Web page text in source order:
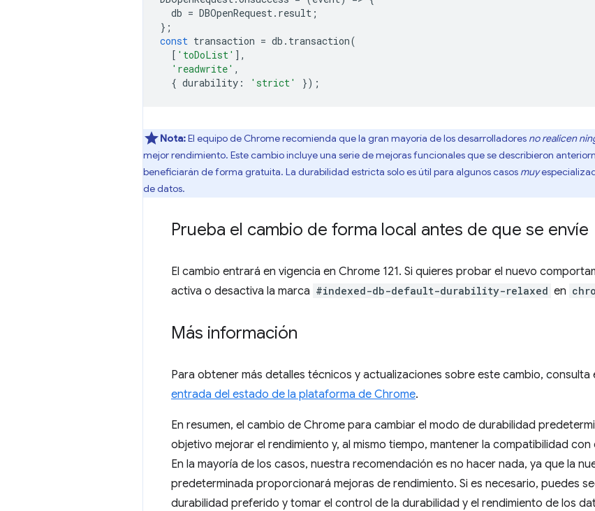
db = DBOpenRequest. result ;
};
const transaction = db . transaction(
[ 'toDoList' ],
'readwrite' ,
{ durability : 'strict' });
Nota:El equipo de Chrome recomienda que la gran mayoría de los desarrolladores no realicen
mejor rendimiento. Este cambio incluye una serie de mejoras funcionales que se describieron
beneficiarán de forma gratuita. La durabilidad estricta solo es útil para algunos casos muy
de datos.
Prueba el cambio de forma local antes de que se envíe
El cambio entrará en vigencia en Chrome 121. Si quieres probar el nuevo
activa o desactiva la marca #indexed-db-default-durability-relaxed en
Más información
Para obtener más detalles técnicos y actualizaciones sobre este cambio, consulta
entrada del estado de la plataforma de Chrome.
En resumen, el cambio de Chrome para cambiar el modo de durabilidad
objetivo mejorar el rendimiento y, al mismo tiempo, mantener la compatibilidad
En la mayoría de los casos, nuestra recomendación es no hacer nada, ya que la
predeterminada proporcionará mejoras de rendimiento. Si es necesario, puedes
durabilidad preferido y tomar el control de la durabilidad y el rendimiento de los